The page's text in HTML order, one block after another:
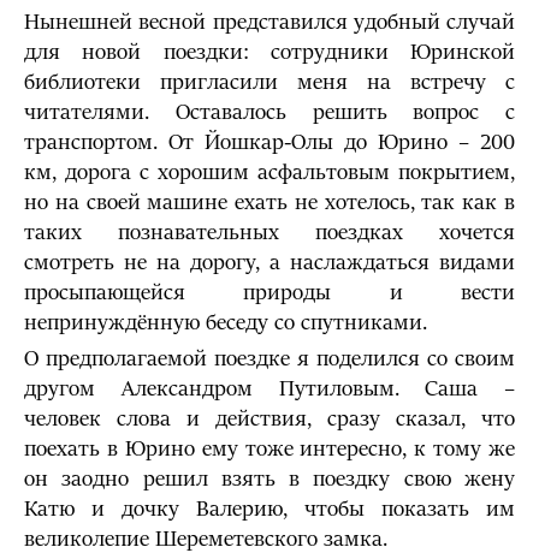
Нынешней весной представился удобный случай
для новой поездки: сотрудники Юринской
библиотеки пригласили меня на встречу с
читателями. Оставалось решить вопрос с
транспортом. От Йошкар-Олы до Юрино – 200
км, дорога с хорошим асфальтовым покрытием,
но на своей машине ехать не хотелось, так как в
таких познавательных поездках хочется
смотреть не на дорогу, а наслаждаться видами
просыпающейся природы и вести
непринуждённую беседу со спутниками.
О предполагаемой поездке я поделился со своим
другом Александром Путиловым. Саша –
человек слова и действия, сразу сказал, что
поехать в Юрино ему тоже интересно, к тому же
он заодно решил взять в поездку свою жену
Катю и дочку Валерию, чтобы показать им
великолепие Шереметевского замка.